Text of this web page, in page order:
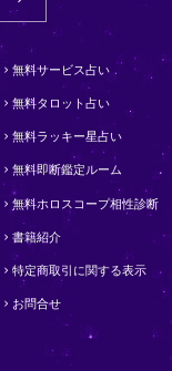
無料サービス占い
無料タロット占い
無料ラッキー星占い
無料即断鑑定ルーム
無料ホロスコープ相性診断
書籍紹介
特定商取引に関する表示
お問合せ